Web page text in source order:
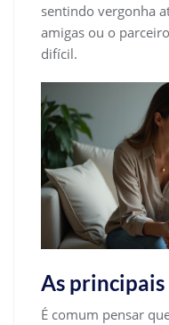
sentindo vergonha
amigas ou o
difícil.
As principais
É comum pensar